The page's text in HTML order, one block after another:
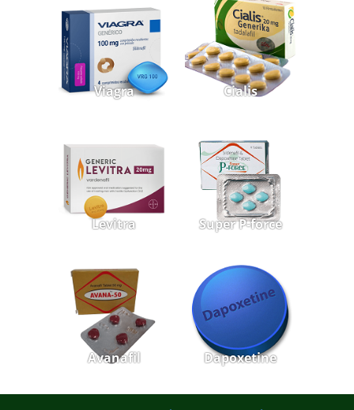
Viagra Cialis
Levitra Super P-force
Avanafil Dapoxetine